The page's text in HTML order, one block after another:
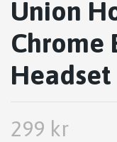
Union
Chrome
Headset
299 kr